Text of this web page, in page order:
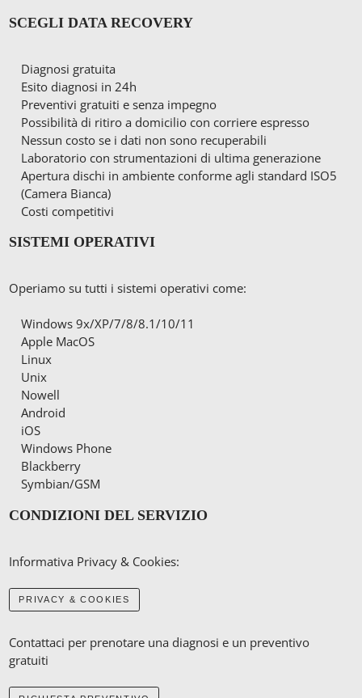
SCEGLI DATA RECOVERY
Diagnosi gratuita
Esito diagnosi in 24h
Preventivi gratuiti e senza impegno
Possibilità di ritiro a domicilio con corriere espresso
Nessun costo se i dati non sono recuperabili
Laboratorio con strumentazioni di ultima generazione
Apertura dischi in ambiente conforme agli standard ISO5
(Camera Bianca)
Costi competitivi
SISTEMI OPERATIVI
Operiamo su tutti i sistemi operativi come:
Windows 9x/XP/7/8/8.1/10/11
Apple MacOS
Linux
Unix
Nowell
Android
iOS
Windows Phone
Blackberry
Symbian/GSM
CONDIZIONI DEL SERVIZIO
Informativa Privacy & Cookies:
PRIVACY & COOKIES
Contattaci per prenotare una diagnosi e un preventivo
gratuiti